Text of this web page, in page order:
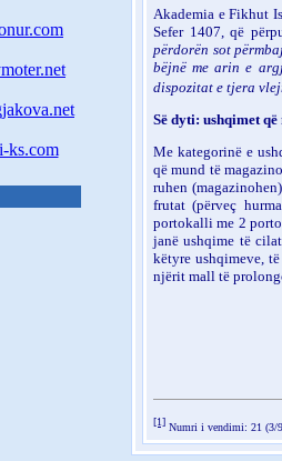
ks.com
Akademia e Fikhut
Sefer 1407, që
përdorën sot
bëjnë me arin e
dispozitat e tjera
Së dyti: ushqimet
Me kategorinë e
që mund të
ruhen
frutat (përveç
portokalli me 2
janë ushqime të
këtyre ushqimeve,
njërit mall të
[1] Numri i vendimi: 21 (3/